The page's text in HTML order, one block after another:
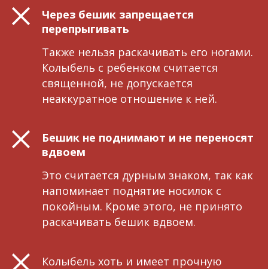
Через бешик запрещается
перепрыгивать
Также нельзя раскачивать его ногами.
Колыбель с ребенком считается
священной, не допускается
неаккуратное отношение к ней.
Бешик не поднимают и не переносят
вдвоем
Это считается дурным знаком, так как
напоминает поднятие носилок с
покойным. Кроме этого, не принято
раскачивать бешик вдвоем.
Колыбель хоть и имеет прочную